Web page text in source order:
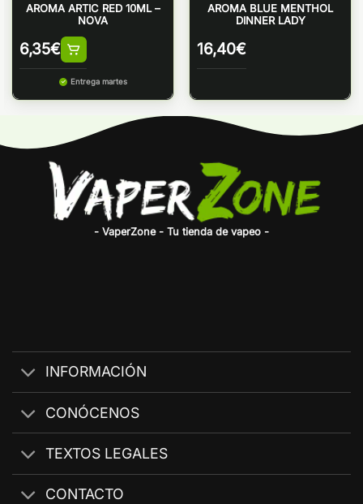
AROMA ARTIC RED 10ML –
NOVA
6,35€
Entrega martes
AROMA BLUE MENTHOL
DINNER LADY
16,40€
- VaperZone - Tu tienda de vapeo -
INFORMACIÓN
CONÓCENOS
TEXTOS LEGALES
CONTACTO